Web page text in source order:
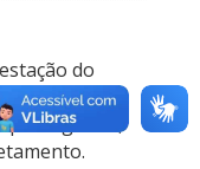
do
coletivo
passageiros,